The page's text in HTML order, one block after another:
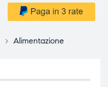
> Alimentazione